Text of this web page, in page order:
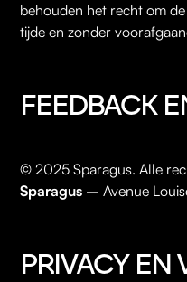
behouden het recht om
tijde en zonder
FEEDBACK
© 2025 Sparagus. Alle
Sparagus – Avenue
PRIVACY EN